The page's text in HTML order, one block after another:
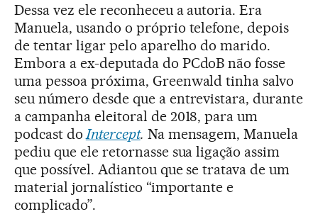
Dessa vez ele reconheceu a autoria. Era
Manuela, usando o próprio telefone, depois
de tentar ligar pelo aparelho do marido.
Embora a ex-deputada do PCdoB não fosse
uma pessoa próxima, Greenwald tinha salvo
seu número desde que a entrevistara, durante
a campanha eleitoral de 2018, para um
podcast do Intercept. Na mensagem, Manuela
pediu que ele retornasse sua ligação assim
que possível. Adiantou que se tratava de um
material jornalístico “importante e
complicado”.